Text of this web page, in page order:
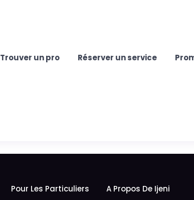
Trouver un pro Réserver un service
Pour Les Particuliers
A Propos De Ijeni